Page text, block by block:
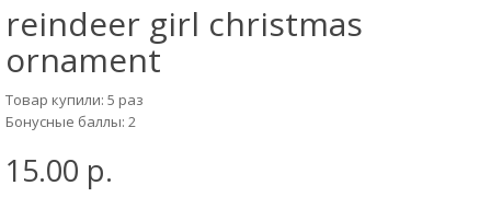
reindeer girl christmas
ornament
Товар купили: 5 раз
Бонусные баллы: 2
15.00 р.